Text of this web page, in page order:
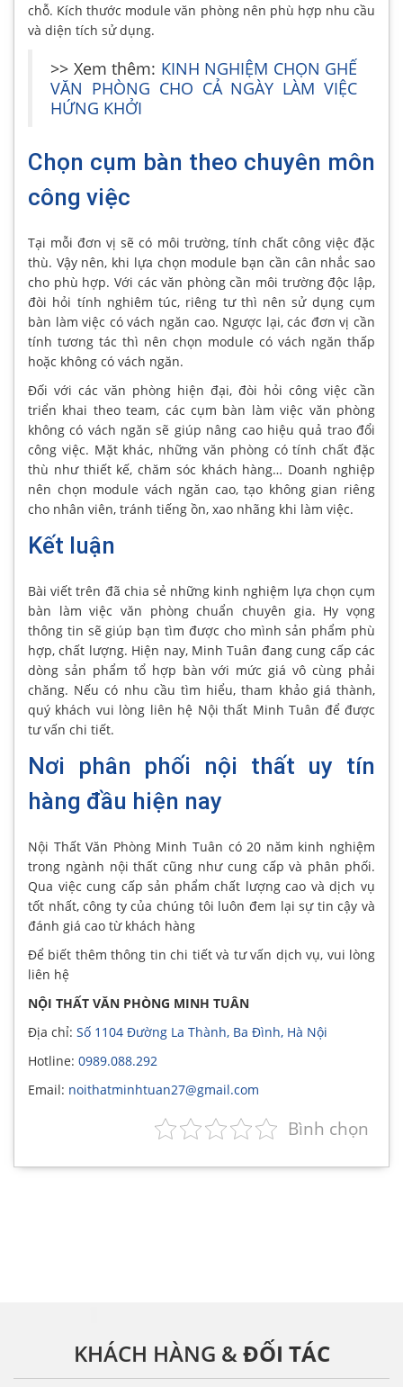
chỗ. Kích thước module văn phòng nên phù hợp nhu cầu
và diện tích sử dụng.
>> Xem thêm: KINH NGHIỆM CHỌN GHẾ
VĂN PHÒNG CHO CẢ NGÀY LÀM VIỆC
HỨNG KHỞI
Chọn cụm bàn theo chuyên môn
công việc
Tại mỗi đơn vị sẽ có môi trường, tính chất công việc đặc
thù. Vậy nên, khi lựa chọn module bạn cần cân nhắc sao
cho phù hợp. Với các văn phòng cần môi trường độc lập,
đòi hỏi tính nghiêm túc, riêng tư thì nên sử dụng cụm
bàn làm việc có vách ngăn cao. Ngược lại, các đơn vị cần
tính tương tác thì nên chọn module có vách ngăn thấp
hoặc không có vách ngăn.
Đối với các văn phòng hiện đại, đòi hỏi công việc cần
triển khai theo team, các cụm bàn làm việc văn phòng
không có vách ngăn sẽ giúp nâng cao hiệu quả trao đổi
công việc. Mặt khác, những văn phòng có tính chất đặc
thù như thiết kế, chăm sóc khách hàng… Doanh nghiệp
nên chọn module vách ngăn cao, tạo không gian riêng
cho nhân viên, tránh tiếng ồn, xao nhãng khi làm việc.
Kết luận
Bài viết trên đã chia sẻ những kinh nghiệm lựa chọn cụm
bàn làm việc văn phòng chuẩn chuyên gia. Hy vọng
thông tin sẽ giúp bạn tìm được cho mình sản phẩm phù
hợp, chất lượng. Hiện nay, Minh Tuân đang cung cấp các
dòng sản phẩm tổ hợp bàn với mức giá vô cùng phải
chăng. Nếu có nhu cầu tìm hiểu, tham khảo giá thành,
quý khách vui lòng liên hệ Nội thất Minh Tuân để được
tư vấn chi tiết.
Nơi phân phối nội thất uy tín
hàng đầu hiện nay
Nội Thất Văn Phòng Minh Tuân có 20 năm kinh nghiệm
trong ngành nội thất cũng như cung cấp và phân phối.
Qua việc cung cấp sản phẩm chất lượng cao và dịch vụ
tốt nhất, công ty của chúng tôi luôn đem lại sự tin cậy và
đánh giá cao từ khách hàng
Để biết thêm thông tin chi tiết và tư vấn dịch vụ, vui lòng
liên hệ
NỘI THẤT VĂN PHÒNG MINH TUÂN
Địa chỉ: Số 1104 Đường La Thành, Ba Đình, Hà Nội
Hotline: 0989.088.292
Email: noithatminhtuan27@gmail.com
Bình chọn
KHÁCH HÀNG &ĐỐI TÁC